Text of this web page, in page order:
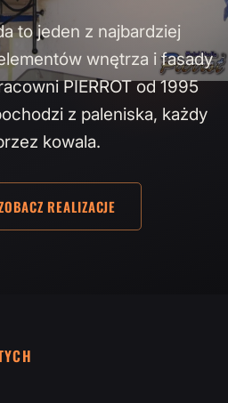
to jeden z najbardziej
wnętrza i fasady
PIERROT od 1995
z paleniska, każdy
kowala.
REALIZACJE